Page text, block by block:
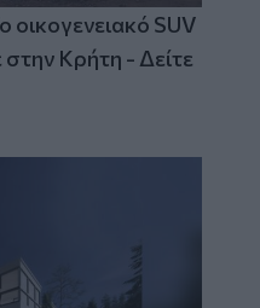
SUV
Κρήτη - Δείτε